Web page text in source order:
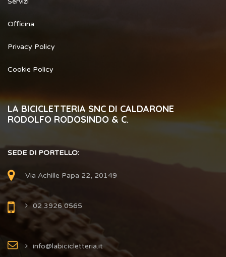
Officina
Privacy Policy
Cookie Policy
LA BICICLETTERIA SNC DI CALDARONE
RODOLFO RODOSINDO & C.
SEDE DI PORTELLO:
Via Achille Papa 22, 20149
02 3926 0565
info@labicicletteria.it